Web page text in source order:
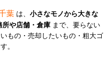
葉 は、 小さなモノから大きな
所や店舗・倉庫 まで、要らない
もの・売却したいもの・粗大ゴ
。